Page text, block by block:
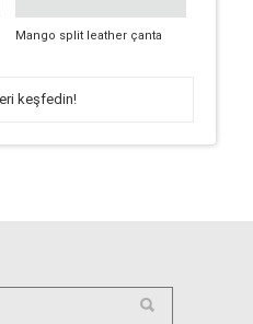
Mango split leather çanta
keşfedin!